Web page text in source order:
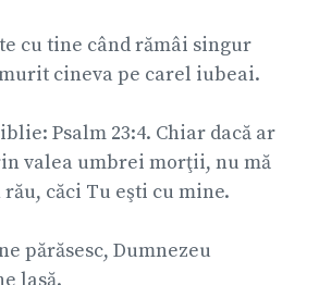
cu tine când rămâi singur
cineva pe carel iubeai.
Psalm 23:4. Chiar dacă ar
valea umbrei morţii, nu mă
căci Tu eşti cu mine.
părăsesc, Dumnezeu